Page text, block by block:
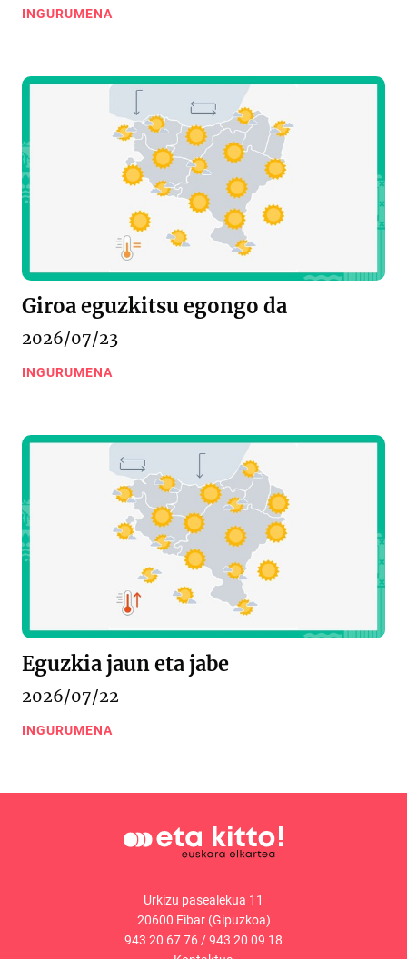
INGURUMENA
Giroa eguzkitsu egongo da
2026/07/23
INGURUMENA
Eguzkia jaun eta jabe
2026/07/22
INGURUMENA
Urkizu pasealekua 11
20600 Eibar (Gipuzkoa)
943 20 67 76 /943 20 09 18